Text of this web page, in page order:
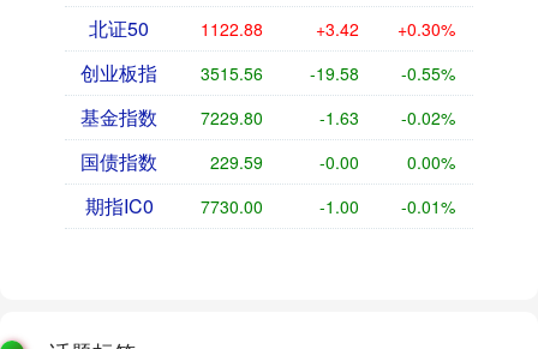
北证50 1122.88 +3.42 +0.30%
创业板指 3515.56 -19.58 -0.55%
基金指数 7229.80 -1.63 -0.02%
国债指数 229.59 -0.00 0.00%
期指IC0 7730.00 -1.00 -0.01%